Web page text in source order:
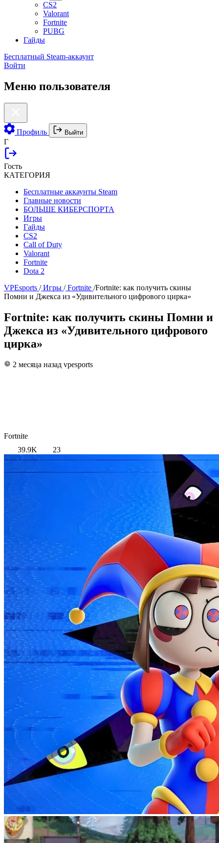
CS2
Valorant
Fortnite
PUBG
Гайды
Бесплатный Steam-аккаунт
Войти
Меню пользователя
Профиль Выйти
Г
Гость
КАТЕГОРИЯ
Бесплатные аккаунты Steam
Главные новости
БОЛЬШЕ КИБЕРСПОРТА
Игры
Гайды
CS2
Call of Duty
Valorant
Fortnite
Dota 2
VPEsports / Игры / Fortnite /Fortnite: как получить скины
Помни и Джекса из «Удивительного цифрового цирка»
Fortnite: как получить скины Помни и
Джекса из «Удивительного цифрового
цирка»
2 месяца назад vpesports
Fortnite
39.9K
23